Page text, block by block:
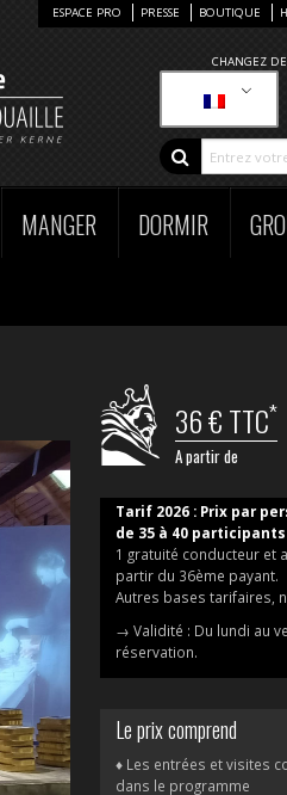
CHANGEZ
ESPACE PRO PRESSE BOUTIQUE
MANGER DORMIR
36 € TTC*
A partir de
Tarif 2026 : Prix par
de 35 à 40
1 gratuité conducteur et
partir du 36ème payant.
Autres bases tarifaires,
→ Validité : Du lundi au
réservation.
Le prix comprend
♦ Les entrées et visites
dans le programme